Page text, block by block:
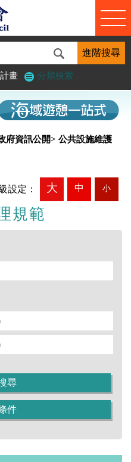
計畫 分類檢索
府資訊公開> 公共設施維護
設定： 大 中 小
規範